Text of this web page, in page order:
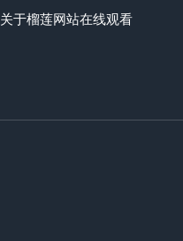
关于榴莲网站在线观看